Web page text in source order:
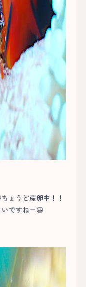
ょうど産卵中！！
ですねー😀